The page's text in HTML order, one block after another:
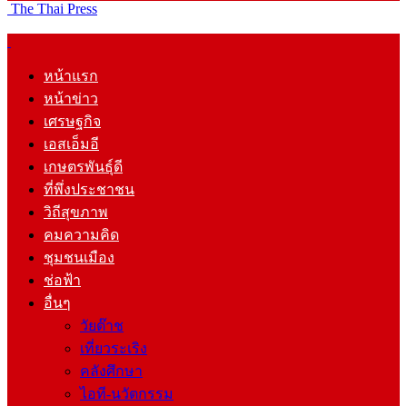
The Thai Press
หน้าแรก
หน้าข่าว
เศรษฐกิจ
เอสเอ็มอี
เกษตรพันธุ์ดี
ที่พึ่งประชาชน
วิถีสุขภาพ
คมความคิด
ชุมชนเมือง
ช่อฟ้า
อื่นๆ
วัยต๊าช
เที่ยวระเริง
คลังศึกษา
ไอที-นวัตกรรม